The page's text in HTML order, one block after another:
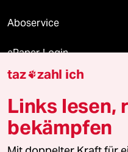
Aboservice
ePaper Login
Downloads für
© 2026 taz Verlags und
Alle Rechte vorbehalten. Bei
taz zahl ich
Links lesen,
bekämpfen